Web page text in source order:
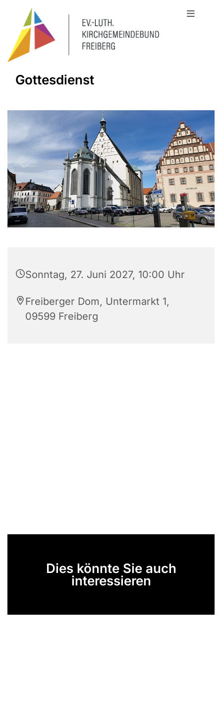
Gottesdienst
Sonntag, 27. Juni 2027, 10:00 Uhr
Freiberger Dom, Untermarkt 1,
09599 Freiberg
Dies könnte Sie auch
interessieren